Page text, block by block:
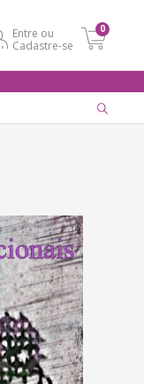
Entre ou
Cadastre-se
0